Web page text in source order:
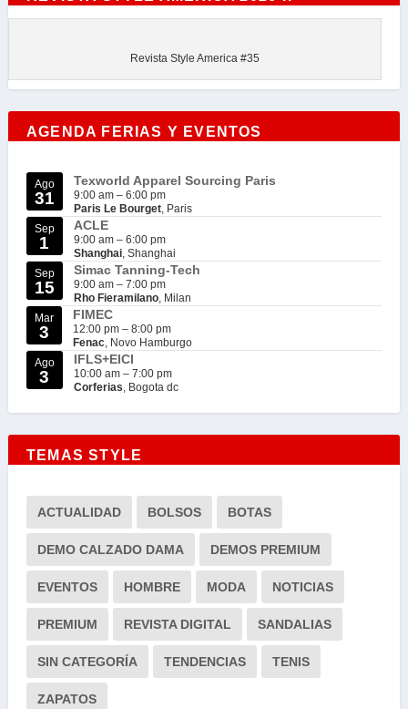
Revista Style America #35
AGENDA FERIAS Y EVENTOS
Ago
31
Texworld Apparel Sourcing Paris
9:00 am – 6:00 pm
Paris Le Bourget, Paris
Sep
1
ACLE
9:00 am – 6:00 pm
Shanghai, Shanghai
Sep
15
Simac Tanning-Tech
9:00 am – 7:00 pm
Rho Fieramilano, Milan
Mar
3
FIMEC
12:00 pm – 8:00 pm
Fenac, Novo Hamburgo
Ago
3
IFLS+EICI
10:00 am – 7:00 pm
Corferias, Bogota dc
TEMAS STYLE
ACTUALIDAD BOLSOS BOTAS
DEMO CALZADO DAMA DEMOS PREMIUM
EVENTOS HOMBRE MODA NOTICIAS
PREMIUM REVISTA DIGITAL SANDALIAS
SIN CATEGORÍA TENDENCIAS TENIS
ZAPATOS